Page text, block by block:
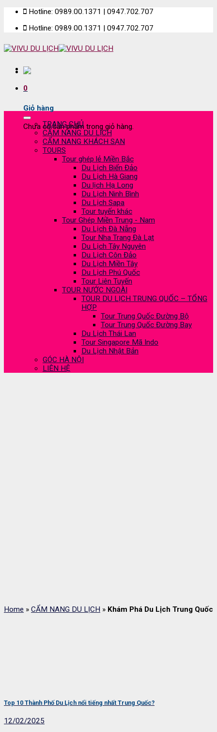
Skip
content
Hotline: 0989.00.1371 | 0947.702.707
Hotline: 0989.00.1371 | 0947.702.707
0
Giỏ hàng
Chưa có sản phẩm trong giỏ hàng.
TRANG CHỦ
CẨM NANG DU LỊCH
CẨM NANG KHÁCH SẠN
TOURS
Tour ghép lẻ Miền Bắc
Du Lịch Biển Đảo
Du Lịch Hà Giang
Du lịch Hạ Long
Du Lịch Ninh Bình
Du Lịch Sapa
Tour tuyến khác
Tour Ghép Miền Trung - Nam
Du Lịch Đà Nẵng
Tour Nha Trang Đà Lạt
Du Lịch Tây Nguyên
Du Lịch Côn Đảo
Du Lịch Miền Tây
Du Lịch Phú Quốc
Tour Liên Tuyến
TOUR NƯỚC NGOÀI
TOUR DU LỊCH TRUNG QUỐC – TỔNG
HỢP
Tour Trung Quốc Đường Bộ
Tour Trung Quốc Đường Bay
Du Lịch Thái Lan
Tour Singapore Mã Indo
Du Lịch Nhật Bản
GÓC HÀ NỘI
LIÊN HỆ
Home » CẨM NANG DU LỊCH » Khám Phá Du Lịch Trung Quốc
Top 10 Thành Phố Du Lịch nổi tiếng nhất Trung Quốc?
12/02/2025